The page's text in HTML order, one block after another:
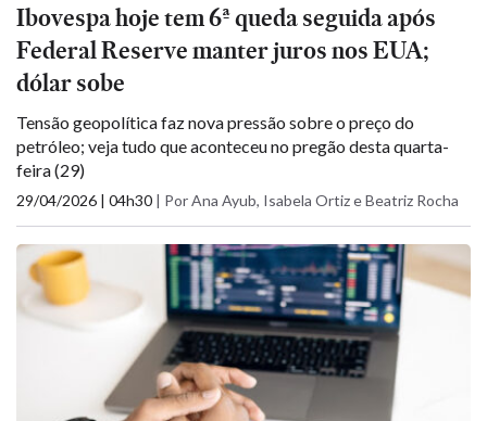
Ibovespa hoje tem 6ª queda seguida após
Federal Reserve manter juros nos EUA;
dólar sobe
Tensão geopolítica faz nova pressão sobre o preço do
petróleo; veja tudo que aconteceu no pregão desta quarta-
feira (29)
29/04/2026 | 04h30 | Por Ana Ayub, Isabela Ortiz e Beatriz Rocha